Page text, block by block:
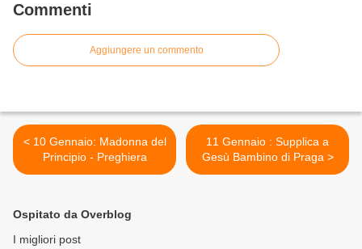
Commenti
Aggiungere un commento
< 10 Gennaio: Madonna del
Principio - Preghiera
11 Gennaio : Supplica a
Gesù Bambino di Praga >
Ospitato da Overblog
I migliori post